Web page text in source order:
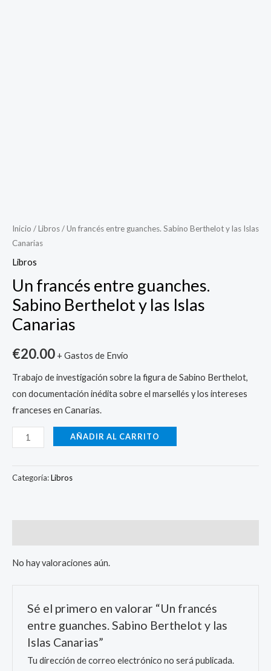
Inicio /Libros/ Un francés entre guanches. Sabino Berthelot y las Islas
Canarias
Libros
Un francés entre guanches.
Sabino Berthelot y las Islas
Canarias
€20.00 + Gastos de Envío
Trabajo de investigación sobre la figura de Sabino Berthelot,
con documentación inédita sobre el marsellés y los intereses
franceses en Canarias.
cantidad
AÑADIR AL CARRITO
Categoría:Libros
No hay valoraciones aún.
Sé el primero en valorar “Un francés
entre guanches. Sabino Berthelot y las
Islas Canarias”
Tu dirección de correo electrónico no será publicada.